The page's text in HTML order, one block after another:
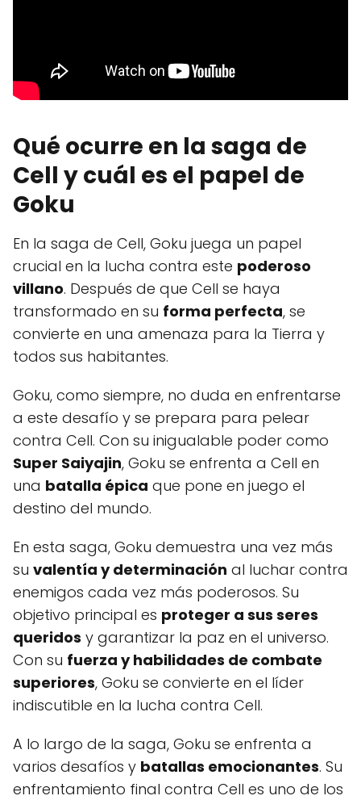
Qué ocurre en la saga de
Cell y cuál es el papel de
Goku
En la saga de Cell, Goku juega un papel
crucial en la lucha contra este poderoso
villano. Después de que Cell se haya
transformado en su forma perfecta, se
convierte en una amenaza para la Tierra y
todos sus habitantes.
Goku, como siempre, no duda en enfrentarse
a este desafío y se prepara para pelear
contra Cell. Con su inigualable poder como
Super Saiyajin, Goku se enfrenta a Cell en
una batalla épica que pone en juego el
destino del mundo.
En esta saga, Goku demuestra una vez más
su valentía y determinación al luchar contra
enemigos cada vez más poderosos. Su
objetivo principal es proteger a sus seres
queridos y garantizar la paz en el universo.
Con su fuerza y habilidades de combate
superiores, Goku se convierte en el líder
indiscutible en la lucha contra Cell.
A lo largo de la saga, Goku se enfrenta a
varios desafíos y batallas emocionantes. Su
enfrentamiento final contra Cell es uno de los